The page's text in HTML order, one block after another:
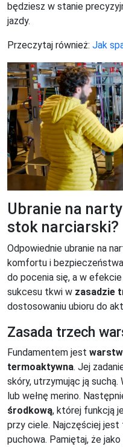
będziesz w stanie
jazdy.
Przeczytaj również: Jak
Ubranie na
stok narciarski?
Odpowiednie ubranie na
komfortu i
do pocenia się, a w
sukcesu tkwi w zasadzie
dostosowaniu ubioru do
Zasada trzech
Fundamentem jest
termoaktywna. Jej
skóry, utrzymując ją
lub wełnę merino.
środkową, której funkcją
przy ciele. Najczęściej
puchowa. Pamiętaj, że